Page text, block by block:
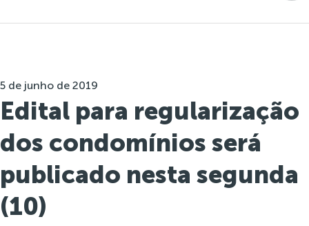
5 de junho de 2019
Edital para regularização
dos condomínios será
publicado nesta segunda
(10)